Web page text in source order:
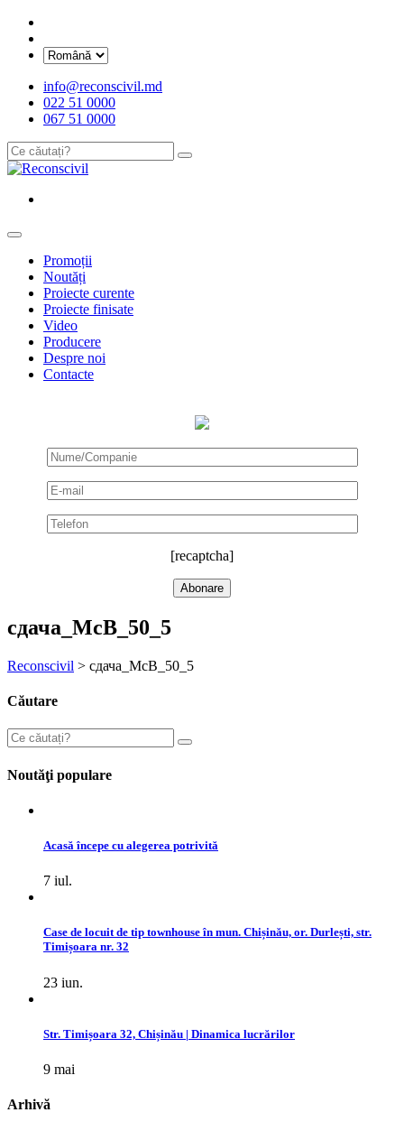
info@reconscivil.md
022 51 0000
067 51 0000
Promoții
Noutăți
Proiecte curente
Proiecte finisate
Video
Producere
Despre noi
Contacte
[recaptcha]
сдача_МсВ_50_5
Reconscivil > сдача_МсВ_50_5
Căutare
Noutăţi populare
Acasă începe cu alegerea potrivită
7 iul.
Case de locuit de tip townhouse în mun. Chișinău, or. Durlești, str.
Timișoara nr. 32
23 iun.
Str. Timișoara 32, Chișinău | Dinamica lucrărilor
9 mai
Arhivă